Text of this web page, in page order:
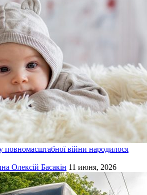
повномасштабної війни народилося
Олексій Басакін 11 июня, 2026